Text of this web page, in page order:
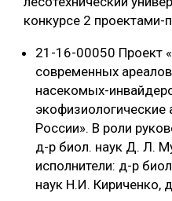
МЕБЕЛЬНОЕ ПРОИЗВОДСТВО
конкурсе 2 проектами-
21-16-00050 Проект
современных
насекомых-
России». В роли
д-р биол. наук Д. Л.
исполнители: д-р
наук Н.И. Кириченко,